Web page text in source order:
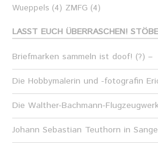
Wueppels (4) ZMFG (4)
LASST EUCH ÜBERRASCHEN!
Briefmarken sammeln ist doof! (?) –
Die Hobbymalerin und -fotografin
Die Walther-Bachmann-
Johann Sebastian Teuthorn in